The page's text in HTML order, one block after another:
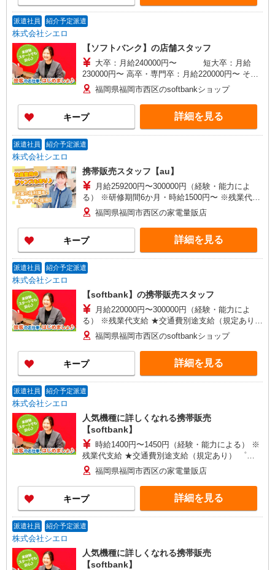
派遣社員 紹介予定派遣
株式会社シエロ
【ソフトバンク】の店舗スタッフ
大卒：月給240000円〜 短大卒：月給
230000円〜 高卒・専門卒：月給220000円〜 その
他・交通費当社規定・達成手当・役職手当・アド
バイザー手当・その他手当有・賞与年2回 ※残業
代支給 ゜+゜・。○。・゜+゜・。○。・゜+゜ 入
社祝い金10万円支給(規定有) お友達を紹介頂くと,
インセンティブ支給(規定有) ゜・。○。・゜
+゜・。○。・゜+゜
福岡県福岡市西区のsoftbankショップ
キープ 詳細を見る
派遣社員 紹介予定派遣
株式会社シエロ
携帯販売スタッフ【au】
月給259200円〜300000円（経験・能力によ
る） ※研修期間6か月・時給1500円〜 ※残業代支
給 ★交通費別途支給（規定あり） ゜+゜・。
○。・゜+゜・。○。・゜+゜ 入社祝い金10万円支
給(規定有) お友達を紹介頂くと, インセンティブ支
給(規定有) ゜・。○。・゜+゜・。○。・゜+゜
福岡県福岡市西区の家電量販店
キープ 詳細を見る
派遣社員 紹介予定派遣
株式会社シエロ
【softbank】の携帯販売スタッフ
月給220000円〜300000円（経験・能力によ
る） ※残業代支給 ★交通費別途支給（規定あり）
゜+゜・。○。・゜+゜・。○。・゜+゜ 入社祝い金
10万円支給(規定有) お友達を紹介頂くと, インセン
ティブ支給(規定有) ゜・。○。・゜+゜・。
○。・゜+゜
福岡県福岡市西区のsoftbankショップ
キープ 詳細を見る
派遣社員 紹介予定派遣
株式会社シエロ
人気機種に詳しくなれる携帯販売
【softbank】
時給1400円〜1450円（経験・能力による） ※
残業代支給 ★交通費別途支給（規定あり） ゜
+゜・。○。・゜+゜・。○。・゜+゜ 入社祝い金10
万円支給(規定有) お友達を紹介頂くと, インセンテ
ィブ支給(規定有) ★月2回払い・週払い可能（規程
有）★ ゜・。○。・゜+゜・。○。・゜+゜
福岡県福岡市西区の家電量販店
キープ 詳細を見る
派遣社員 紹介予定派遣
株式会社シエロ
人気機種に詳しくなれる携帯販売
【softbank】